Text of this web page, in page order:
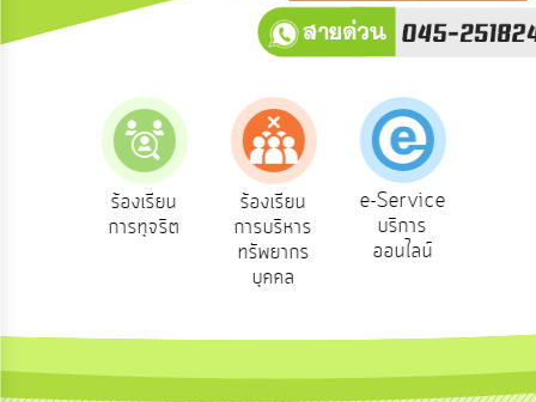
ฟัง
ความ
ยุทธศาสตร์/
ทรัพยากร
ร้องเรียน
การทุจริต
ร้องเรียน
การบริหาร
ทรัพยากร
บุคคล
e-Service
บริการ
ออนไลน์